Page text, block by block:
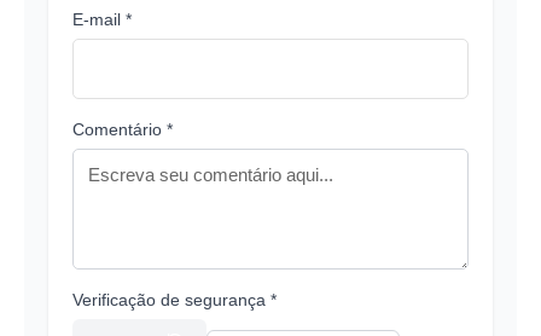
E-mail *
Comentário *
Verificação de segurança *